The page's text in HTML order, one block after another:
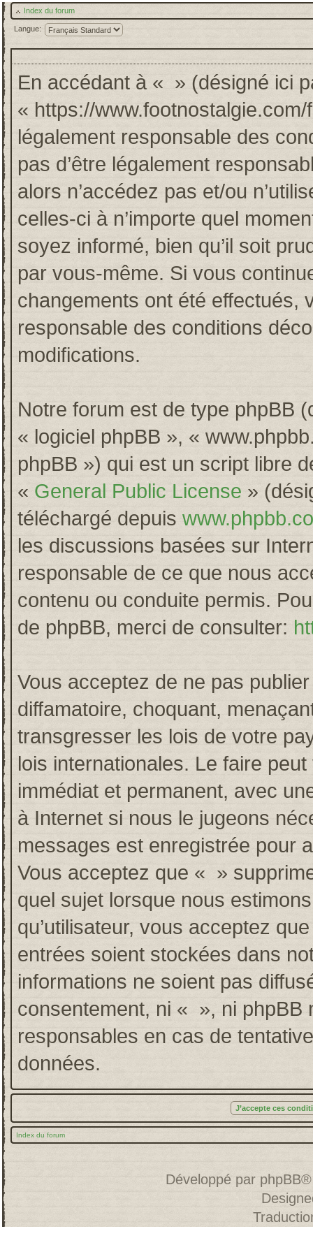
Index du forum
Langue:
En accédant à « » (désigné ici
« https://
légalement responsable des
pas d’être légalement
alors n’accédez pas et/ou
celles-ci à n’importe quel
soyez informé, bien qu’il soit
par vous-même. Si vous
changements ont été effectués,
responsable des conditions
modifications.
Notre forum est de type phpBB
« logiciel phpBB », «
phpBB ») qui est un script libre
« General Public License »
téléchargé depuis
les discussions basées sur
responsable de ce que nous
contenu ou conduite permis.
de phpBB, merci de consulter:
Vous acceptez de ne pas
diffamatoire, choquant,
transgresser les lois de votre
lois internationales. Le faire
immédiat et permanent, avec
à Internet si nous le jugeons
messages est enregistrée pour
Vous acceptez que « »
quel sujet lorsque nous
qu’utilisateur, vous acceptez
entrées soient stockées dans
informations ne soient pas
consentement, ni « », ni phpBB
responsables en cas de
données.
Index du forum
Développé par phpBB®